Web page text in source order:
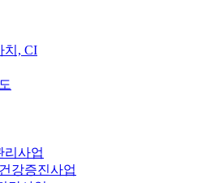
치, CI
리사업
강증진사업